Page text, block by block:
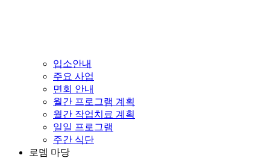
입소안내
주요 사업
면회 안내
월간 프로그램 계획
월간 작업치료 계획
일일 프로그램
주간 식단
로뎀 마당